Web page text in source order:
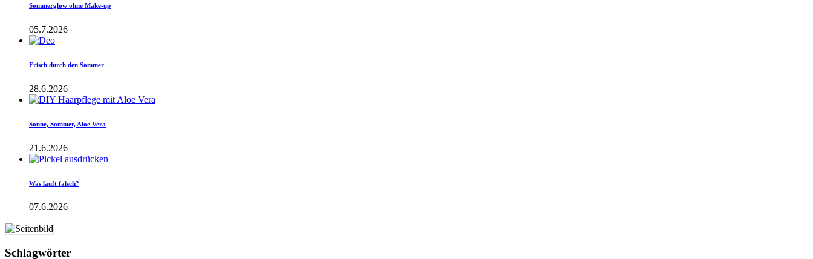
Sommerglow ohne Make-up
05.7.2026
Frisch durch den Sommer
28.6.2026
Sonne, Sommer, Aloe Vera
21.6.2026
Was läuft falsch?
07.6.2026
Schlagwörter